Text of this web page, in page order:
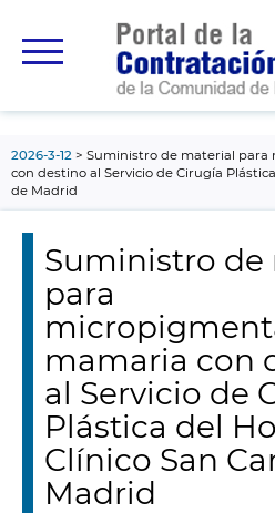
principal
2026-3-12
Suministro de material
con destino al Servicio de Cirugía
de Madrid
Suministro de
para
mamaria con
al Servicio de
Plástica del
Clínico San
Madrid